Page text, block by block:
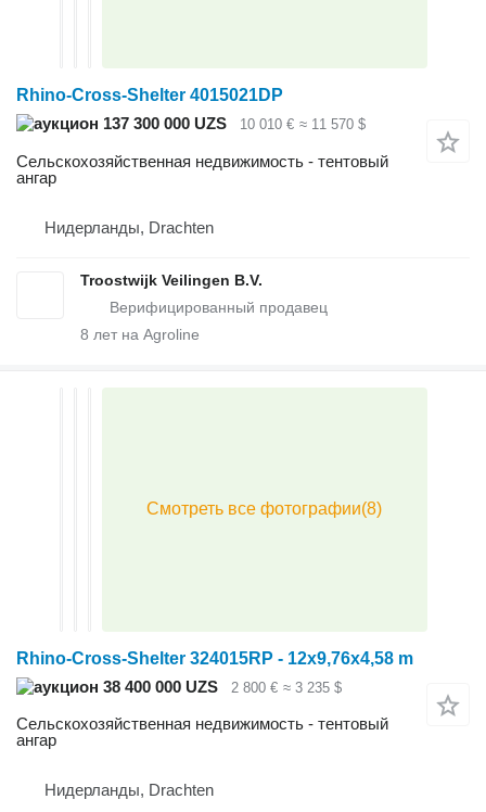
Rhino-Cross-Shelter 4015021DP
137 300 000 UZS
10 010 € ≈ 11 570 $
Сельскохозяйственная недвижимость - тентовый
ангар
Нидерланды, Drachten
Troostwijk Veilingen B.V.
8 лет на Agroline
Rhino-Cross-Shelter 324015RP - 12x9,76x4,58 m
38 400 000 UZS
2 800 € ≈ 3 235 $
Сельскохозяйственная недвижимость - тентовый
ангар
Нидерланды, Drachten